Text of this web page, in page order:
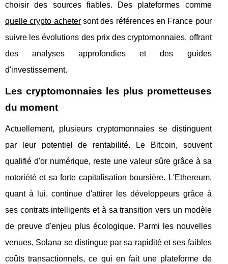
choisir des sources fiables. Des plateformes comme
quelle crypto achetersont des références en France pour
suivre les évolutions des prix des cryptomonnaies, offrant
des analyses approfondies et des guides
d'investissement.
Les cryptomonnaies les plus prometteuses
du moment
Actuellement, plusieurs cryptomonnaies se distinguent
par leur potentiel de rentabilité. Le Bitcoin, souvent
qualifié d'or numérique, reste une valeur sûre grâce à sa
notoriété et sa forte capitalisation boursière. L'Ethereum,
quant à lui, continue d'attirer les développeurs grâce à
ses contrats intelligents et à sa transition vers un modèle
de preuve d'enjeu plus écologique. Parmi les nouvelles
venues, Solana se distingue par sa rapidité et ses faibles
coûts transactionnels, ce qui en fait une plateforme de